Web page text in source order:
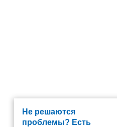
Не решаются
проблемы? Есть